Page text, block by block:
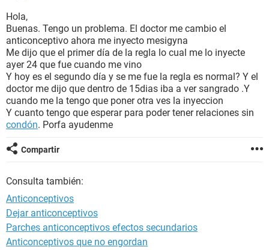
BIENESTAR
SEXUALIDAD
GLOSARIO
Hola,
Buenas. Tengo un problema. El doctor me cambio el
anticonceptivo ahora me inyecto mesigyna
Me dijo que el primer día de la regla lo cual me lo inyecte
ayer 24 que fue cuando me vino
Y hoy es el segundo día y se me fue la regla es normal? Y el
doctor me dijo que dentro de 15dias iba a ver sangrado .Y
cuando me la tengo que poner otra ves la inyeccion
Y cuanto tengo que esperar para poder tener relaciones sin
condón. Porfa ayudenme
Compartir
Consulta también:
Anticonceptivos
Dejar anticonceptivos
Parches anticonceptivos efectos secundarios
Anticonceptivos que no engordan